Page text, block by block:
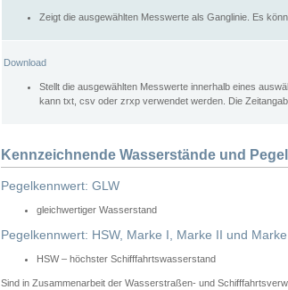
Zeigt die ausgewählten Messwerte als Ganglinie. Es
Download
Stellt die ausgewählten Messwerte innerhalb eines
kann txt, csv oder zrxp verwendet werden. Die
Kennzeichnende Wasserstände und
Pegelkennwert: GLW
gleichwertiger Wasserstand
Pegelkennwert: HSW, Marke I, Marke II und
HSW – höchster Schifffahrtswasserstand
Sind in Zusammenarbeit der Wasserstraßen- und